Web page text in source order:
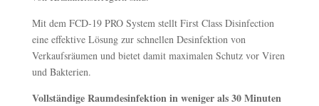
Mit dem FCD-19 PRO System stellt First Class Disinfection
eine effektive Lösung zur schnellen Desinfektion von
Verkaufsräumen und bietet damit maximalen Schutz vor Viren
und Bakterien.
Vollständige Raumdesinfektion in weniger als 30 Minuten